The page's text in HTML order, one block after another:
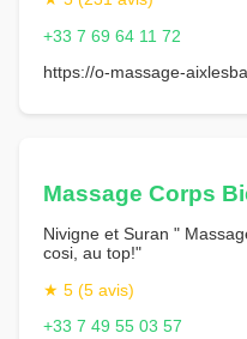
+33 7 69 64 11 72
https://o-massage-
Massage Corps
Nivigne et Suran "
cosi, au top!"
★ 5 (5 avis)
+33 7 49 55 03 57